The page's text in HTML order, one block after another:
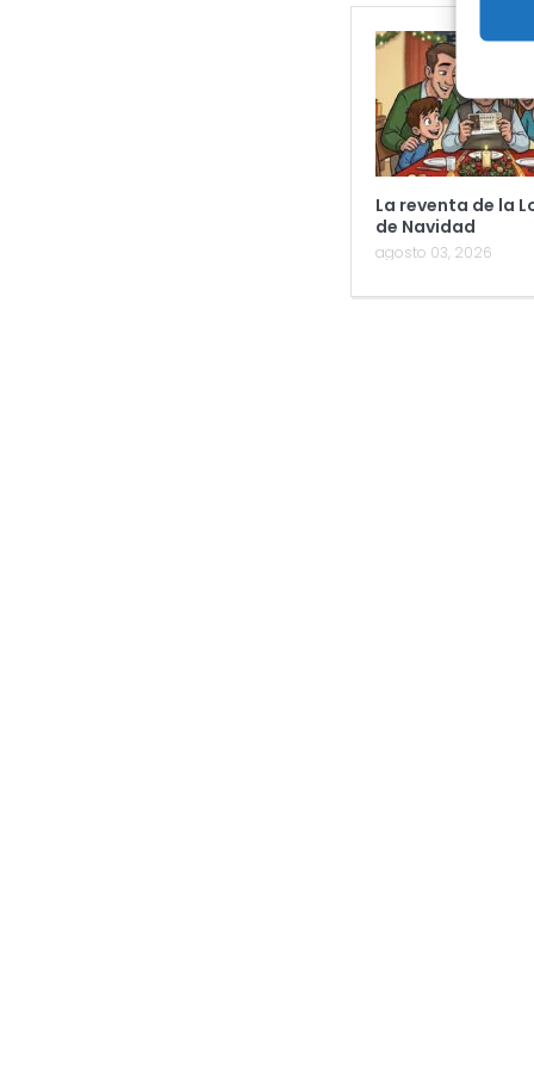
La reventa de la
de Navidad
agosto 03, 2026